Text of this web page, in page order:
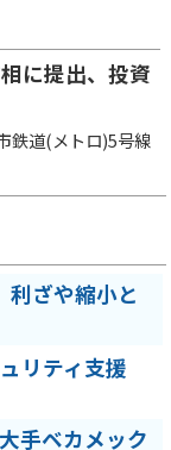
に提出、投資
鉄道(メトロ)5号線
利ざや縮小と
リティ支援
手ベカメック